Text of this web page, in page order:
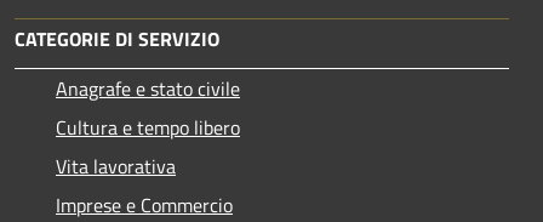
CATEGORIE DI SERVIZIO
Anagrafe e stato civile
Cultura e tempo libero
Vita lavorativa
Imprese e Commercio